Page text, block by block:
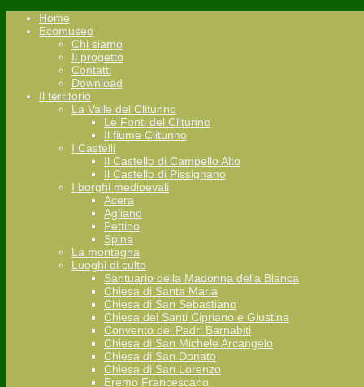
Home
Ecomuseo
Chi siamo
Il progetto
Contatti
Download
Il territorio
La Valle del Clitunno
Le Fonti del Clitunno
Il fiume Clitunno
I Castelli
Il Castello di Campello Alto
Il Castello di Pissignano
I borghi medioevali
Acera
Agliano
Pettino
Spina
La montagna
Luoghi di culto
Santuario della Madonna della Bianca
Chiesa di Santa Maria
Chiesa di San Sebastiano
Chiesa dei Santi Cipriano e Giustina
Convento dei Padri Barnabiti
Chiesa di San Michele Arcangelo
Chiesa di San Donato
Chiesa di San Lorenzo
Eremo Francescano